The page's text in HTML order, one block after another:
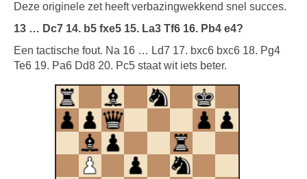
Deze originele zet heeft verbazingwekkend snel succes.
13 … Dc7 14. b5 fxe5 15. La3 Tf6 16. Pb4 e4?
Een tactische fout. Na 16 … Ld7 17. bxc6 bxc6 18. Pg4
Te6 19. Pa6 Dd8 20. Pc5 staat wit iets beter.